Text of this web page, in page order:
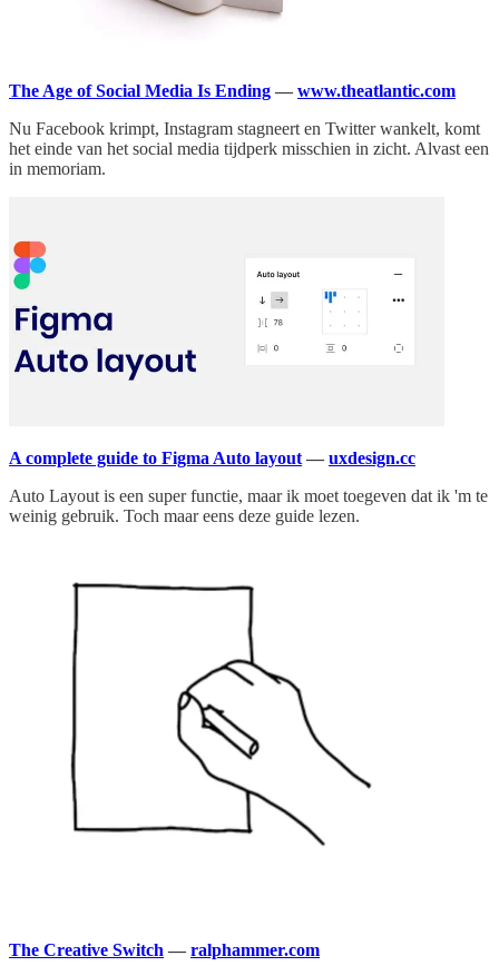
The Age of Social Media Is Ending — www.theatlantic.com
Nu Facebook krimpt, Instagram stagneert en Twitter wankelt, komt
het einde van het social media tijdperk misschien in zicht. Alvast een
in memoriam.
A complete guide to Figma Auto layout — uxdesign.cc
Auto Layout is een super functie, maar ik moet toegeven dat ik 'm te
weinig gebruik. Toch maar eens deze guide lezen.
The Creative Switch — ralphammer.com